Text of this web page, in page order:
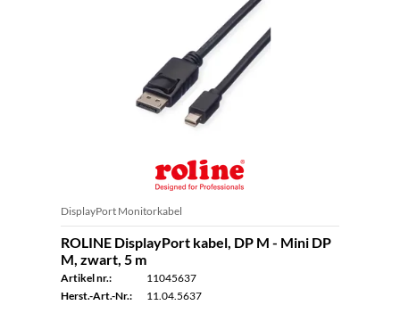
DisplayPort Monitorkabel
ROLINE DisplayPort kabel, DP M - Mini DP
M, zwart, 5 m
Artikel nr.:
11045637
Herst.-Art.-Nr.:
11.04.5637